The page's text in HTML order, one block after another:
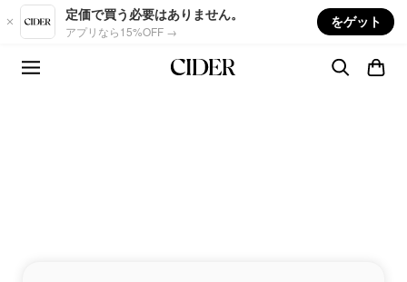
Skip to main content
定価で買う必要はありません。
アプリなら15%OFF →
をゲット